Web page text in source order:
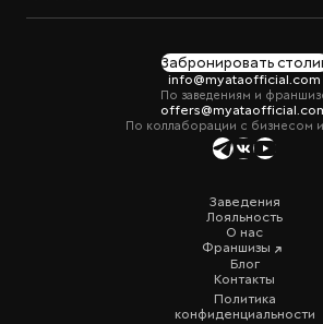
Забронировать
info@myataofficial.com
По заведениям и
По коллаборации с бизнесом
Заведения
Лояльность
О нас
Франшизы
Блог
Контакты
Политика
конфиденциальности